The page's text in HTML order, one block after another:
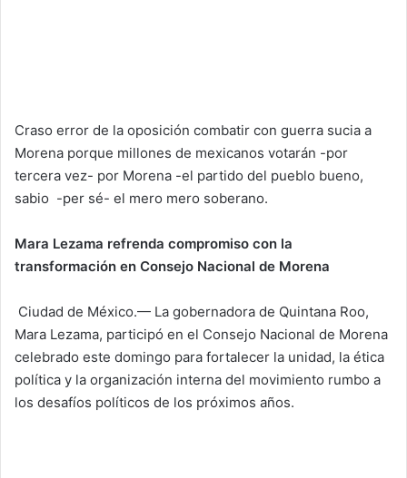
Craso error de la oposición combatir con guerra sucia a
Morena porque millones de mexicanos votarán -por
tercera vez- por Morena -el partido del pueblo bueno,
sabio -per sé- el mero mero soberano.
Mara Lezama refrenda compromiso con la
transformación en Consejo Nacional de Morena
Ciudad de México.— La gobernadora de Quintana Roo,
Mara Lezama, participó en el Consejo Nacional de Morena
celebrado este domingo para fortalecer la unidad, la ética
política y la organización interna del movimiento rumbo a
los desafíos políticos de los próximos años.